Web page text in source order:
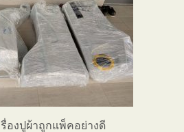
องปูผ้าถูกแพ็คอย่างดี